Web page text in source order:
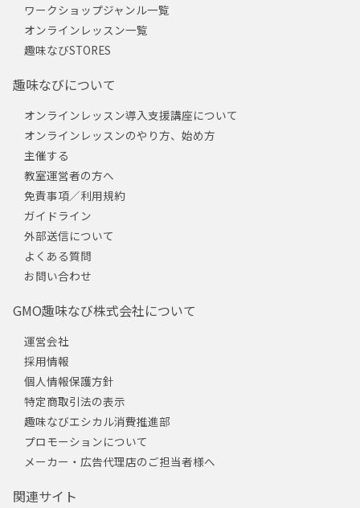
ワークショップジャンル一覧
オンラインレッスン一覧
趣味なびSTORES
趣味なびについて
オンラインレッスン導入支援講座について
オンラインレッスンのやり方、始め方
主催する
教室運営者の方へ
免責事項／利用規約
ガイドライン
外部送信について
よくある質問
お問い合わせ
GMO趣味なび株式会社について
運営会社
採用情報
個人情報保護方針
特定商取引法の表示
趣味なびエシカル消費推進部
プロモーションについて
メーカー・広告代理店のご担当者様へ
関連サイト